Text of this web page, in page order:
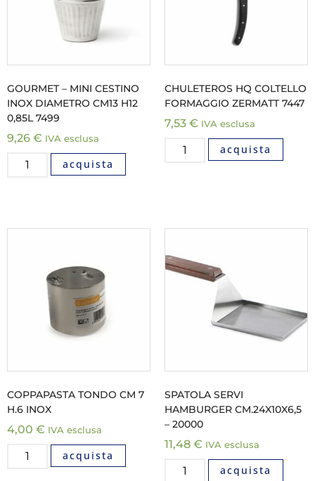
GOURMET – MINI CESTINO
INOX DIAMETRO CM13 H12
0,85L 7499
9,26 € IVA esclusa
acquista
CHULETEROS HQ COLTELLO
FORMAGGIO ZERMATT 7447
7,53 € IVA esclusa
acquista
COPPAPASTA TONDO CM 7
H.6 INOX
4,00 € IVA esclusa
acquista
SPATOLA SERVI
HAMBURGER CM.24X10X6,5
– 20000
11,48 € IVA esclusa
acquista